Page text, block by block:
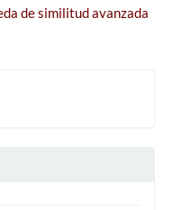
de similitud avanzada